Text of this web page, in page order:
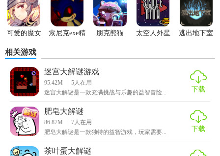
2、注意躲避鬼的追逐，如果被鬼抓住就算是挑战失败了。
3、地图中还有尖刺等特殊物件，碰到时会有相应的互动。
【迷宫大解谜亮点】
1、游戏玩法简易：只需拖动
头将球体正确引导到终点站
就可以通关。
局。
3、多种多样方式：经典与自主创新方式共存，让您在迷宫游
戏中玩出新创意。
可爱的魔女
索尼克exe精
朋克熊猫
太空人外星
逃出地下室
相关游戏
迷宫大解谜游戏
95.42M 5人在用
迷宫大解谜是一款充满挑战与乐趣的益智冒险...
下载
肥皂大解谜
86.87M 7人在用
肥皂大解谜是一款独特的益智游戏，玩家需要...
下载
茶叶蛋大解谜